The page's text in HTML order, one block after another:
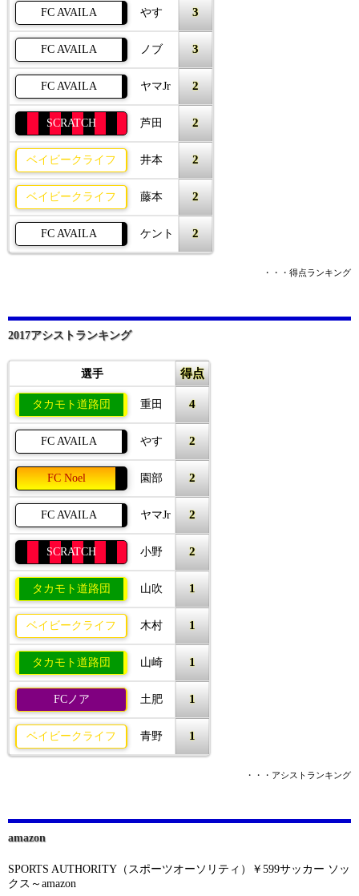
FC AVAILA やす 3
FC AVAILA ノブ 3
FC AVAILA ヤマJr 2
SCRATCH 芦田 2
ベイビークライフ 井本 2
ベイビークライフ 藤本 2
FC AVAILA ケント 2
・・・得点ランキング
2017アシストランキング
選手 得点
タカモト道路団 重田 4
FC AVAILA やす 2
FC Noel 園部 2
FC AVAILA ヤマJr 2
SCRATCH 小野 2
タカモト道路団 山吹 1
ベイビークライフ 木村 1
タカモト道路団 山崎 1
FCノア 土肥 1
ベイビークライフ 青野 1
・・・アシストランキング
amazon
SPORTS AUTHORITY（スポーツオーソリティ）￥599サッカー ソッ
クス～amazon